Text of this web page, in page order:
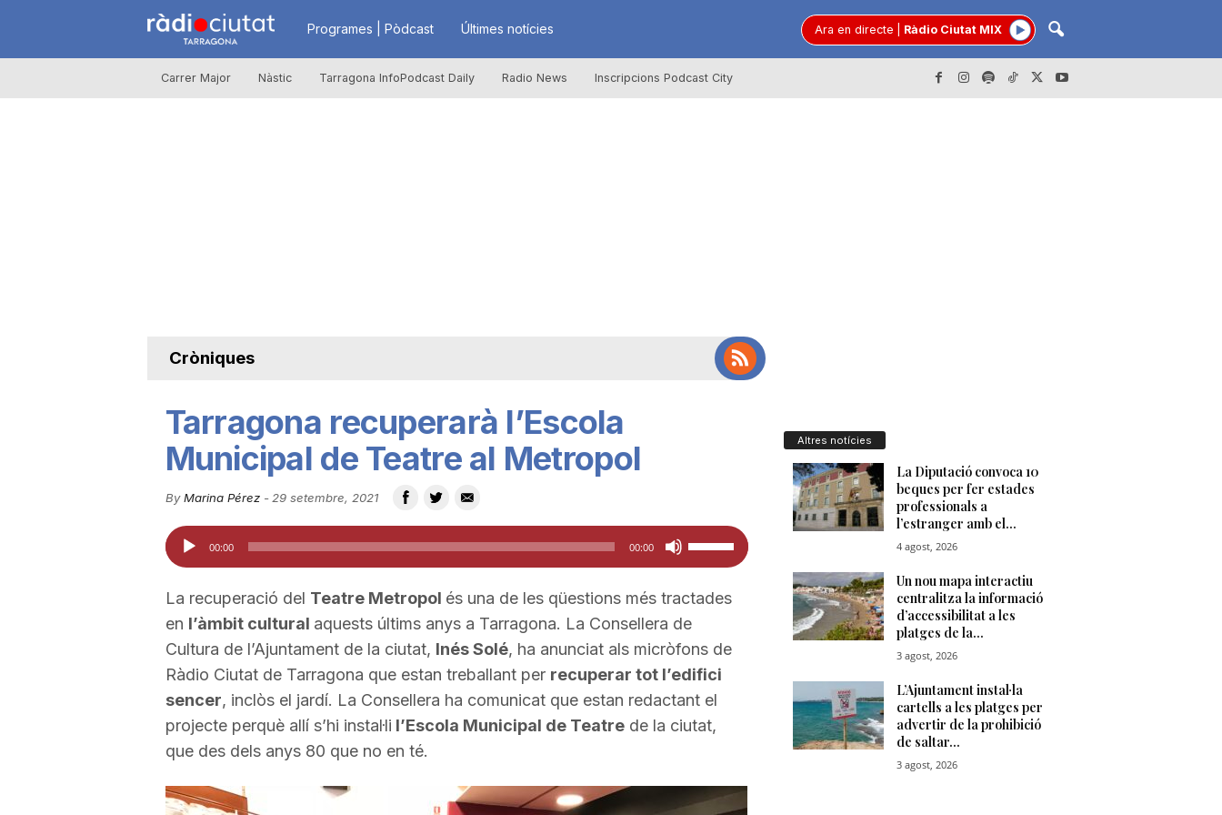
R
à
u
t
a
d
e
Programes | Pòdcast Últimes notícies Ara en directe Ràdio Ciutat MIX
Carrer Major Nàstic Tarragona InfoPodcast Daily Radio News Inscripcions Podcast City
Cròniques
Tarragona recuperarà l’Escola
Municipal de Teatre al Metropol
By Marina Pérez- 29 setembre, 2021
Reproductor
d'àudio
00:00 00:00
Feu
servir
les
tecles
de
fletxa
cap
amunt/cap
a
La recuperació del Teatre Metropol és una de les qüestions més tractades
en l’àmbit cultural aquests últims anys a Tarragona. La Consellera de
Cultura de l’Ajuntament de la ciutat, Inés Solé, ha anunciat als micròfons de
Ràdio Ciutat de Tarragona que estan treballant per recuperar tot l’edifici
sencer, inclòs el jardí. La Consellera ha comunicat que estan redactant el
projecte perquè allí s’hi instal·li l’Escola Municipal de Teatrede la ciutat,
que des dels anys 80 que no en té.
Altres notícies